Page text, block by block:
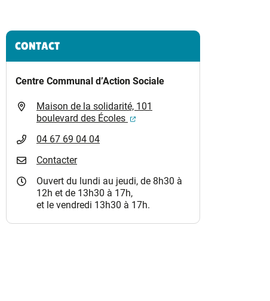
Informations complémentaires
CONTACT
Centre Communal d’Action Sociale
Maison de la solidarité, 101
boulevard des Écoles
(ouverture dans un nouvel
04 67 69 04 04
Contacter
Ouvert du lundi au jeudi, de 8h30 à
12h et de 13h30 à 17h,
et le vendredi 13h30 à 17h.